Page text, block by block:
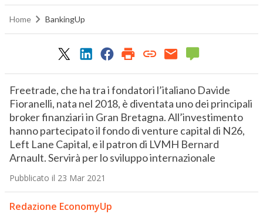
Home BankingUp
Freetrade, che ha tra i fondatori l’italiano Davide
Fioranelli, nata nel 2018, è diventata uno dei principali
broker finanziari in Gran Bretagna. All’investimento
hanno partecipato il fondo di venture capital di N26,
Left Lane Capital, e il patron di LVMH Bernard
Arnault. Servirà per lo sviluppo internazionale
Pubblicato il 23 Mar 2021
Redazione EconomyUp